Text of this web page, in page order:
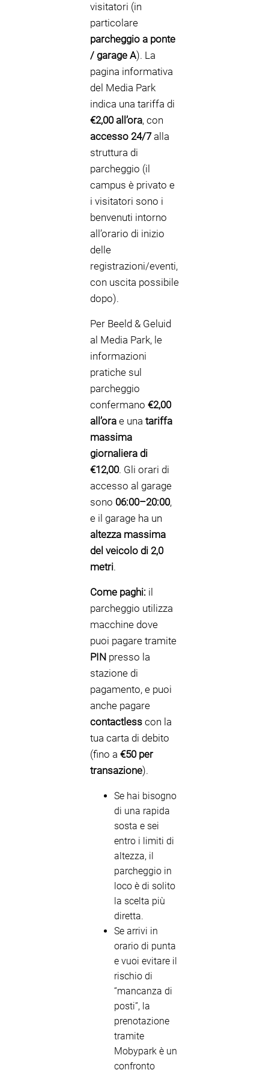
visitatori (in
particolare
parcheggio a ponte
/ garage A). La
pagina informativa
del Media Park
indica una tariffa di
€2,00 all’ora, con
accesso 24/7alla
struttura di
parcheggio (il
campus è privato e
i visitatori sono i
benvenuti intorno
all’orario di inizio
delle
registrazioni/eventi,
con uscita possibile
dopo).
Per Beeld & Geluid
al Media Park, le
informazioni
pratiche sul
parcheggio
confermano €2,00
all’ora e una tariffa
massima
giornaliera di
€12,00. Gli orari di
accesso al garage
sono 06:00–20:00,
e il garage ha un
altezza massima
del veicolo di 2,0
metri.
Come paghi: il
parcheggio utilizza
macchine dove
puoi pagare tramite
PIN presso la
stazione di
pagamento, e puoi
anche pagare
contactless con la
tua carta di debito
(fino a €50 per
transazione).
Se hai bisogno
di una rapida
sosta e sei
entro i limiti di
altezza, il
parcheggio in
loco è di solito
la scelta più
diretta.
Se arrivi in
orario di punta
e vuoi evitare il
rischio di
“mancanza di
posti”, la
prenotazione
tramite
Mobypark è un
confronto